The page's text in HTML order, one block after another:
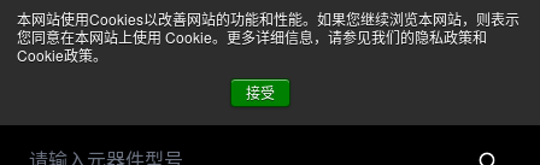
本网站使用Cookies以改善网站的功能和性能。如果您继续浏览本网站，则表示
您同意在本网站上使用 Cookie。更多详细信息，请参见我们的隐私政策和
Cookie政策。
接受
菜单